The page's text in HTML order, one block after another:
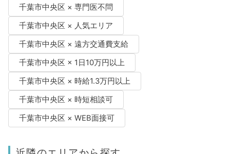
千葉市中央区 × 専門医不問
千葉市中央区 × 人気エリア
千葉市中央区 × 遠方交通費支給
千葉市中央区 × 1日10万円以上
千葉市中央区 × 時給1.3万円以上
千葉市中央区 × 時短相談可
千葉市中央区 × WEB面接可